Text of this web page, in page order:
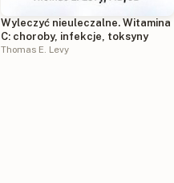
Wyleczyć nieuleczalne. Witamina
C: choroby, infekcje, toksyny
Thomas E. Levy